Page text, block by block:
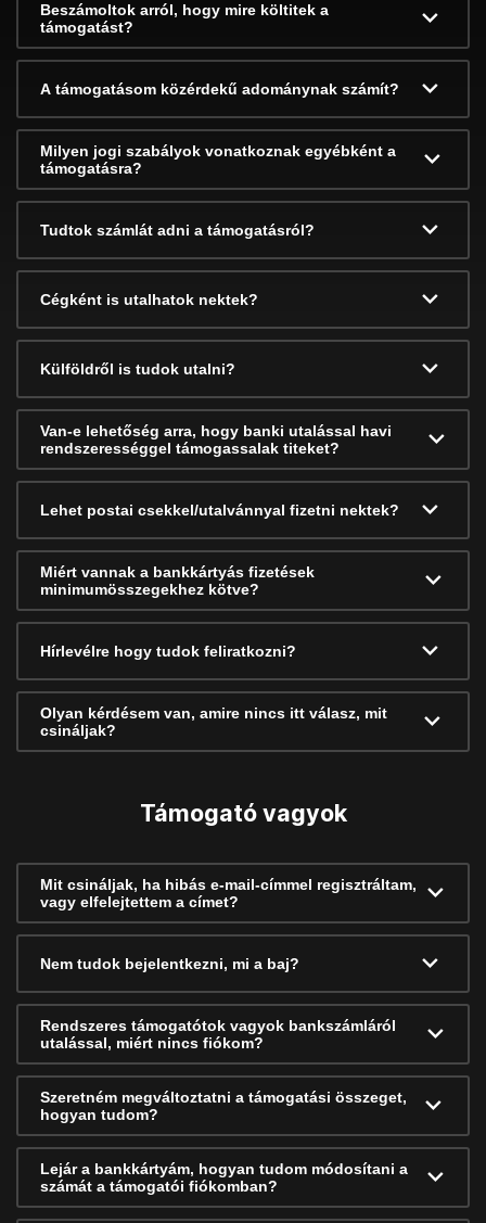
Beszámoltok arról, hogy mire költitek a
támogatást?
A támogatásom közérdekű adománynak számít?
Milyen jogi szabályok vonatkoznak egyébként a
támogatásra?
Tudtok számlát adni a támogatásról?
Cégként is utalhatok nektek?
Külföldről is tudok utalni?
Van-e lehetőség arra, hogy banki utalással havi
rendszerességgel támogassalak titeket?
Lehet postai csekkel/utalvánnyal fizetni nektek?
Miért vannak a bankkártyás fizetések
minimumösszegekhez kötve?
Hírlevélre hogy tudok feliratkozni?
Olyan kérdésem van, amire nincs itt válasz, mit
csináljak?
Támogató vagyok
Mit csináljak, ha hibás e-mail-címmel regisztráltam,
vagy elfelejtettem a címet?
Nem tudok bejelentkezni, mi a baj?
Rendszeres támogatótok vagyok bankszámláról
utalással, miért nincs fiókom?
Szeretném megváltoztatni a támogatási összeget,
hogyan tudom?
Lejár a bankkártyám, hogyan tudom módosítani a
számát a támogatói fiókomban?